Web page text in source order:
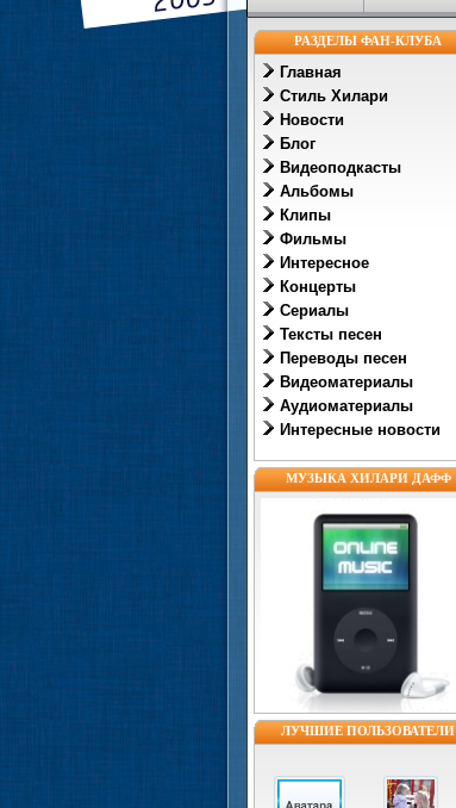
РАЗДЕЛЫ ФАН-КЛУБА
Главная
Стиль Хилари
Новости
Блог
Видеоподкасты
Альбомы
Клипы
Фильмы
Интересное
Концерты
Сериалы
Тексты песен
Переводы песен
Видеоматериалы
Аудиоматериалы
Интересные новости
МУЗЫКА ХИЛАРИ ДАФФ
ЛУЧШИЕ ПОЛЬЗОВАТЕЛИ